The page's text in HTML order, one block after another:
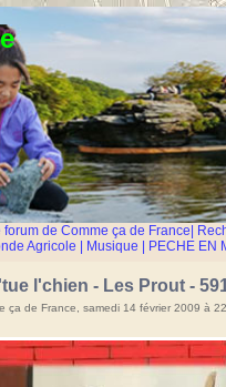
forum de Comme ça de France|
Agricole | Musique | PECHE EN
l'chien - Les Prout -
ça de France, samedi 14 février 2009 à